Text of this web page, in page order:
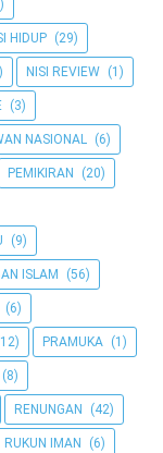
HIDUP (29)
NISI REVIEW (1)
(3)
NASIONAL (6)
PEMIKIRAN (20)
(9)
ISLAM (56)
(6)
PRAMUKA (1)
(8)
RENUNGAN (42)
RUKUN IMAN (6)